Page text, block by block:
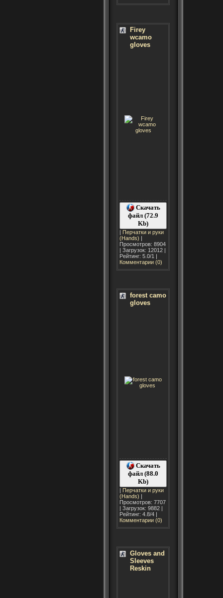
Firey
wcamo
gloves
Скачать
файл (72.9
Kb)
| Перчатки и руки
(Hands) |
Просмотров: 8904
| Загрузок: 12012 |
Рейтинг: 5.0/1 |
Комментарии (0)
forest camo
gloves
Скачать
файл (88.0
Kb)
| Перчатки и руки
(Hands) |
Просмотров: 7707
| Загрузок: 9882 |
Рейтинг: 4.8/4 |
Комментарии (0)
Gloves and
Sleeves
Reskin